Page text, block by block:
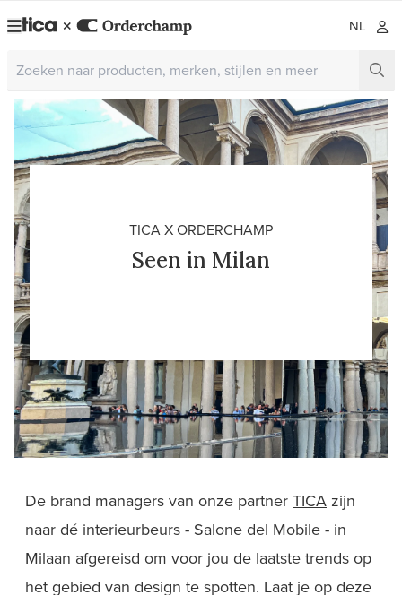
NL
TICA X ORDERCHAMP
Seen in Milan
De brand managers van onze partner TICA zijn
naar dé interieurbeurs - Salone del Mobile - in
Milaan afgereisd om voor jou de laatste trends op
het gebied van design te spotten. Laat je op deze